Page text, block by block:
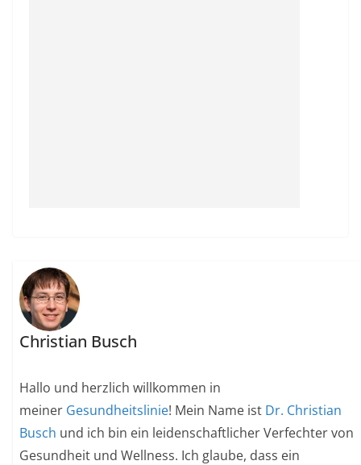
Christian Busch
Hallo und herzlich willkommen in
meiner Gesundheitslinie! Mein Name ist Dr. Christian
Busch und ich bin ein leidenschaftlicher Verfechter von
Gesundheit und Wellness. Ich glaube, dass ein